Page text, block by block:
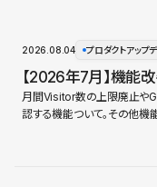
2026.08.04 プロダクトアップ
【2026年7月】機能
月間Visitor数の上限廃止や
認する機能ついて。その他